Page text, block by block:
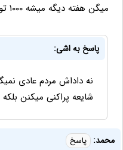
میگن هفته دیگه میشه ۱۰۰۰ تومن!!! کلا کارشناسای خبره ای داریم
پاسخ به اشی:
نه داداش مردم عادی
شایعه پراکنی میکنن بلکه
محمد: پاسخ